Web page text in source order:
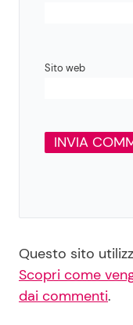
Sito web
Questo sito
Scopri come
dai commenti.